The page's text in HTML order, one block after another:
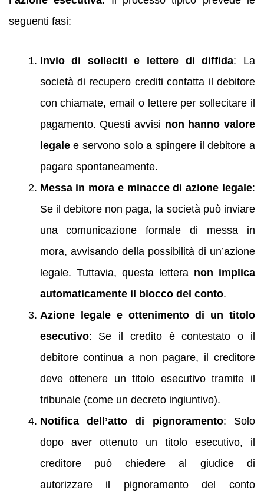
seguenti fasi:
Invio di solleciti e lettere di diffida: La
società di recupero crediti contatta il debitore
con chiamate, email o lettere per sollecitare il
pagamento. Questi avvisi non hanno valore
legalee servono solo a spingere il debitore a
pagare spontaneamente.
Messa in mora e minacce di azione legale:
Se il debitore non paga, la società può inviare
una comunicazione formale di messa in
mora, avvisando della possibilità di un’azione
legale. Tuttavia, questa lettera non implica
automaticamente il blocco del conto.
Azione legale e ottenimento di un titolo
esecutivo: Se il credito è contestato o il
debitore continua a non pagare, il creditore
deve ottenere un titolo esecutivo tramite il
tribunale (come un decreto ingiuntivo).
Notifica dell’atto di pignoramento: Solo
dopo aver ottenuto un titolo esecutivo, il
creditore può chiedere al giudice di
autorizzare il pignoramento del conto